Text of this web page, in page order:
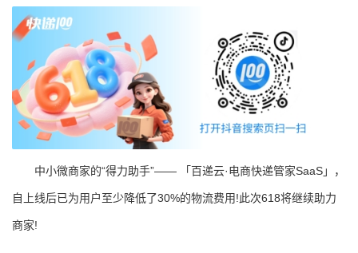
中小微商家的“得力助手”—— 「百递云·电商快递管家SaaS」，
自上线后已为用户至少降低了30%的物流费用!此次618将继续助力
商家!